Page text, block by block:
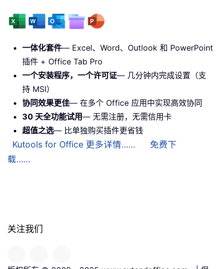
一体化套件— Excel、Word、Outlook 和 PowerPoint
插件 + Office Tab Pro
一个安装程序，一个许可证— 几分钟内完成设置（支
持 MSI）
协同效果更佳— 在多个 Office 应用中实现高效协同
30 天全功能试用— 无需注册，无需信用卡
超值之选— 比单独购买插件更省钱
Kutools for Office 更多详情……
免费下
载……
关注我们